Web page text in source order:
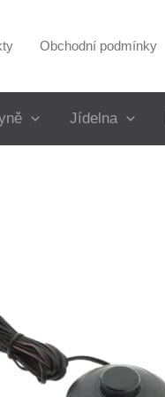
Obchodní podmínky
Jídelna